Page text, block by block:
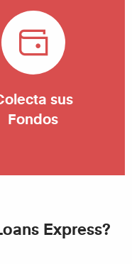
sus
Fondos
Express?